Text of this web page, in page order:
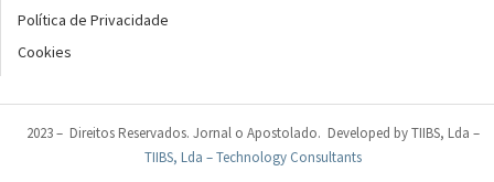
Política de Privacidade
Cookies
2023 – Direitos Reservados. Jornal o Apostolado. Developed by TIIBS, Lda –
TIIBS, Lda – Technology Consultants